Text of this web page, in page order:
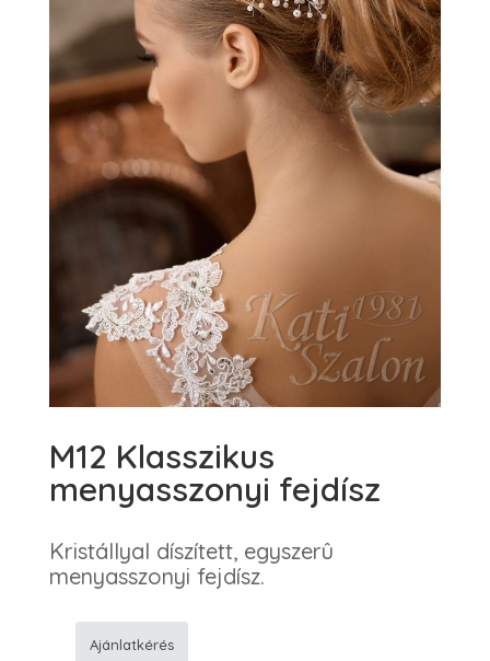
M12 Klasszikus
menyasszonyi fejdísz
Kristállyal díszített, egyszerû
menyasszonyi fejdísz.
Ajánlatkérés